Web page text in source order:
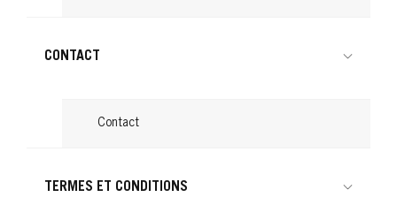
CONTACT
Contact
TERMES ET CONDITIONS